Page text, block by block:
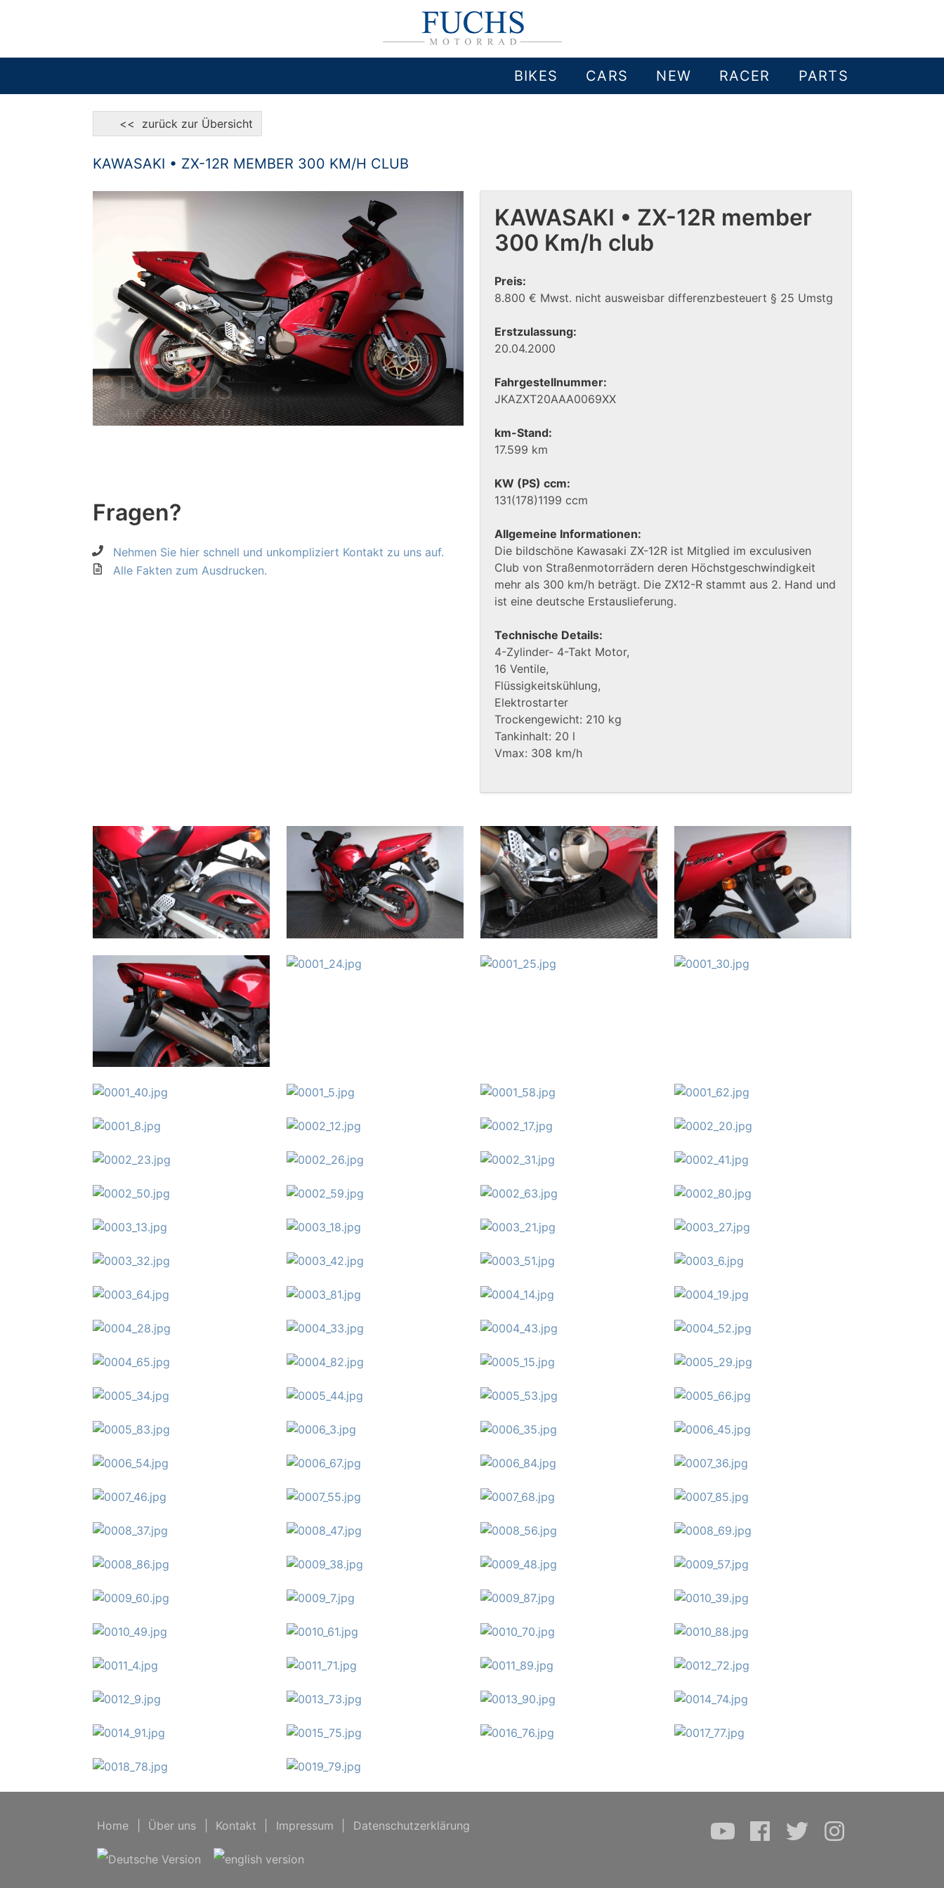
BIKES CARS NEW RACER PARTS
<< zurück zur Übersicht
KAWASAKI • ZX-12R MEMBER 300 KM/H CLUB
Fragen?
Nehmen Sie hier schnell und unkompliziert Kontakt zu uns auf.
Alle Fakten zum Ausdrucken.
KAWASAKI • ZX-12R member
300 Km/h club
Preis:
8.800 € Mwst. nicht ausweisbar differenzbesteuert § 25 Umstg
Erstzulassung:
20.04.2000
Fahrgestellnummer:
JKAZXT20AAA0069XX
km-Stand:
17.599 km
KW (PS) ccm:
131(178)1199 ccm
Allgemeine Informationen:
Die bildschöne Kawasaki ZX-12R ist Mitglied im exculusiven
Club von Straßenmotorrädern deren Höchstgeschwindigkeit
mehr als 300 km/h beträgt. Die ZX12-R stammt aus 2. Hand und
ist eine deutsche Erstauslieferung.
Technische Details:
4-Zylinder- 4-Takt Motor,
16 Ventile,
Flüssigkeitskühlung,
Elektrostarter
Trockengewicht: 210 kg
Tankinhalt: 20 l
Vmax: 308 km/h
Home Über uns Kontakt Impressum Datenschutzerklärung